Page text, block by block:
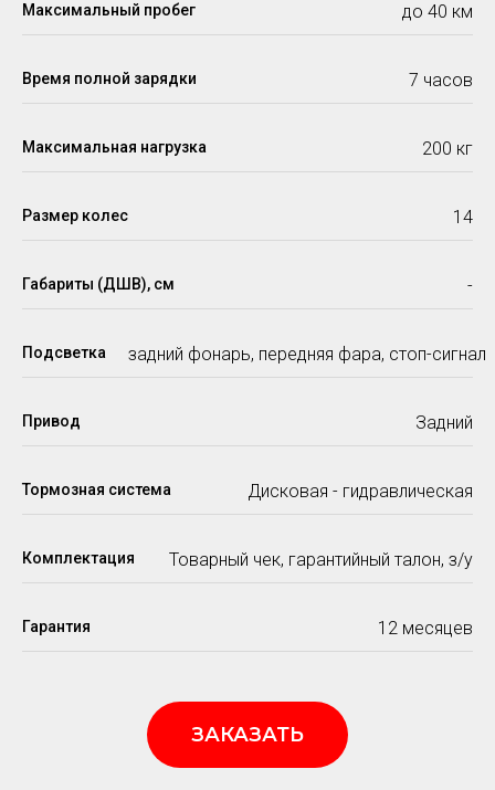
Максимальный пробег до 40 км
Время полной зарядки 7 часов
Максимальная нагрузка 200 кг
Размер колес 14
Габариты (ДШВ), см -
Подсветка задний фонарь, передняя фара, стоп-сигнал
Привод Задний
Тормозная система Дисковая - гидравлическая
Комплектация Товарный чек, гарантийный талон, з/у
Гарантия 12 месяцев
ЗАКАЗАТЬ